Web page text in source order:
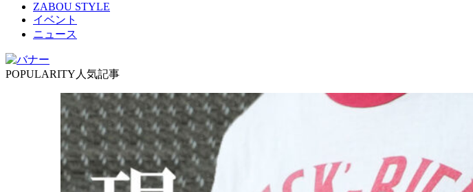
ZABOU STYLE
イベント
ニュース
POPULARITY 人気記事